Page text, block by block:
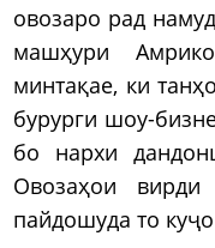
овозаро рад
машҳури
минтақае, ки
бурурги шоу-
бо нархи
Овозаҳои
пайдошуда то